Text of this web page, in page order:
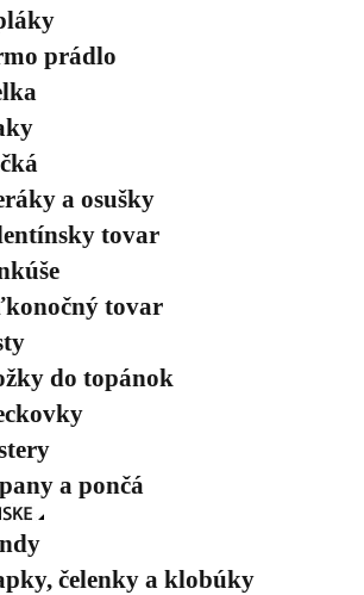
prádlo
a osušky
tovar
tovar
do topánok
a pončá
čelenky a klobúky